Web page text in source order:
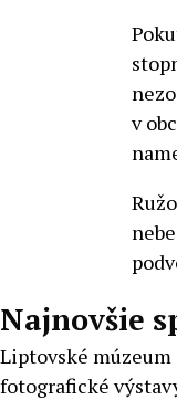
v
Najnovšie
Liptovské
fotografické